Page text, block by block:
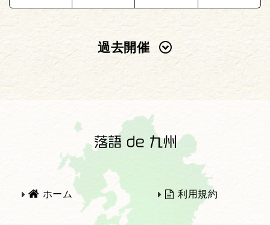
過去開催
2022年
2021年 2020年
ホーム 利用規約